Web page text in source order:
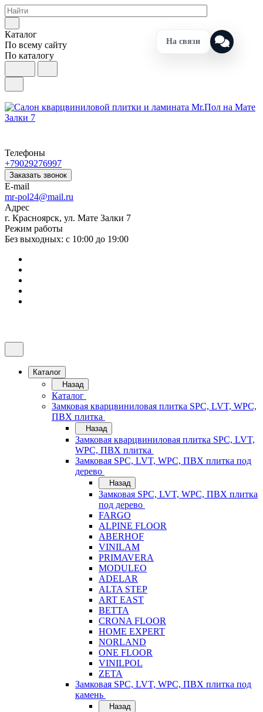
Каталог
По всему сайту
По каталогу
Телефоны
+79029276997
Заказать звонок
E-mail
mr-pol24@mail.ru
Адрес
г. Красноярск, ул. Мате Залки 7
Режим работы
Без выходных: с 10:00 до 19:00
Каталог
Назад
Каталог
Замковая кварцвиниловая плитка SPC, LVT, WPC,
ПВХ плитка
Назад
Замковая кварцвиниловая плитка SPC, LVT,
WPC, ПВХ плитка
Замковая SPC, LVT, WPC, ПВХ плитка под
дерево
Назад
Замковая SPC, LVT, WPC, ПВХ плитка
под дерево
FARGO
ALPINE FLOOR
ABERHOF
VINILAM
PRIMAVERA
MODULEO
ADELAR
ALTA STEP
ART EAST
BETTA
CRONA FLOOR
HOME EXPERT
NORLAND
ONE FLOOR
VINILPOL
ZETA
Замковая SPC, LVT, WPC, ПВХ плитка под
камень
Назад
На связи